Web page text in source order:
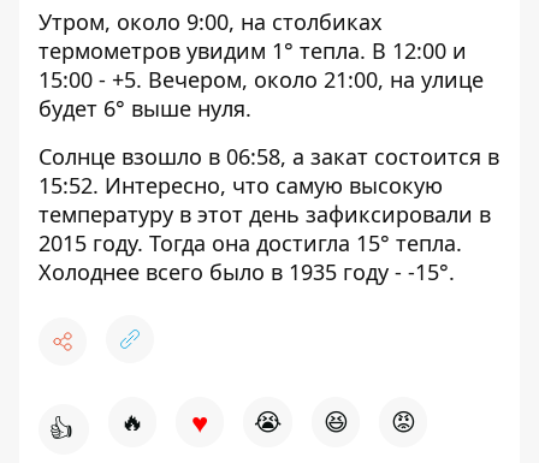
Утром, около 9:00, на столбиках
термометров увидим 1° тепла. В 12:00 и
15:00 - +5. Вечером, около 21:00, на улице
будет 6° выше нуля.
Солнце взошло в 06:58, а закат состоится в
15:52. Интересно, что самую высокую
температуру в этот день зафиксировали в
2015 году. Тогда она достигла 15° тепла.
Холоднее всего было в 1935 году - -15°.
👍 🔥 ♥ 😭 😆 😡